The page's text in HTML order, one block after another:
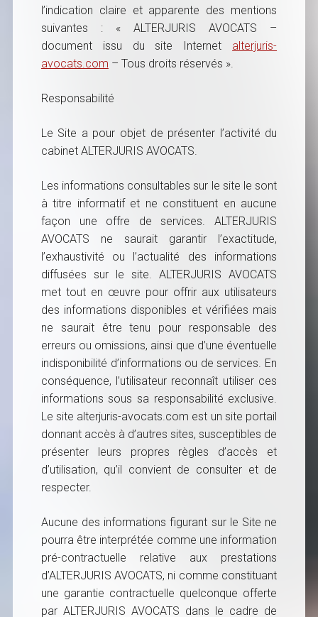
l’indication claire et apparente des mentions
suivantes : « ALTERJURIS AVOCATS –
document issu du site Internet alterjuris-
avocats.com – Tous droits réservés ».
Responsabilité
Le Site a pour objet de présenter l’activité du
cabinet ALTERJURIS AVOCATS.
Les informations consultables sur le site le sont
à titre informatif et ne constituent en aucune
façon une offre de services. ALTERJURIS
AVOCATS ne saurait garantir l’exactitude,
l’exhaustivité ou l’actualité des informations
diffusées sur le site. ALTERJURIS AVOCATS
met tout en œuvre pour offrir aux utilisateurs
des informations disponibles et vérifiées mais
ne saurait être tenu pour responsable des
erreurs ou omissions, ainsi que d’une éventuelle
indisponibilité d’informations ou de services. En
conséquence, l’utilisateur reconnaît utiliser ces
informations sous sa responsabilité exclusive.
Le site alterjuris-avocats.com est un site portail
donnant accès à d’autres sites, susceptibles de
présenter leurs propres règles d’accès et
d’utilisation, qu’il convient de consulter et de
respecter.
Aucune des informations figurant sur le Site ne
pourra être interprétée comme une information
pré-contractuelle relative aux prestations
d’ALTERJURIS AVOCATS, ni comme constituant
une garantie contractuelle quelconque offerte
par ALTERJURIS AVOCATS dans le cadre de